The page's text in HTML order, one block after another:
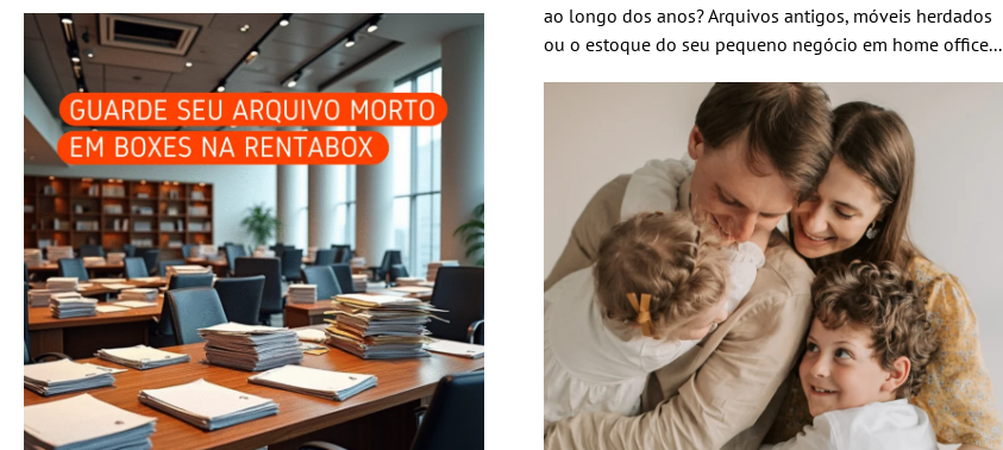
ao longo dos anos? Arquivos antigos, móveis herdados
ou o estoque do seu pequeno negócio em home office...